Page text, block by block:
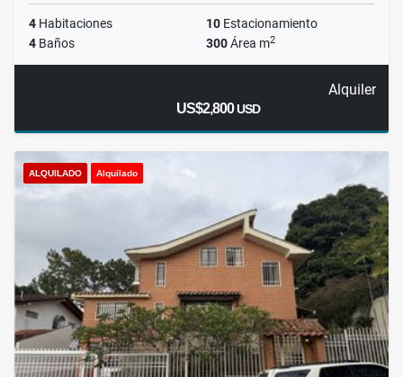
4 Habitaciones 10 Estacionamiento
4 Baños 300Área m2
Alquiler
US$2,800USD
ALQUILADO Alquilado